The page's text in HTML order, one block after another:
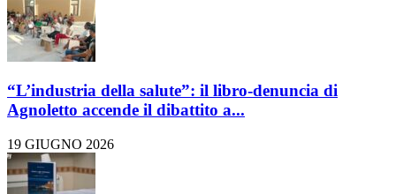
“L’industria della salute”: il libro-denuncia di
Agnoletto accende il dibattito a...
19 GIUGNO 2026